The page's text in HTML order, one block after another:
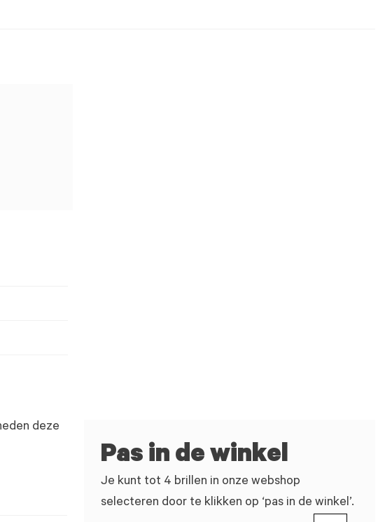
deze
Pas in de winkel
Je kunt tot 4 brillen in onze webshop
selecteren door te klikken op ‘pas in de winkel’.